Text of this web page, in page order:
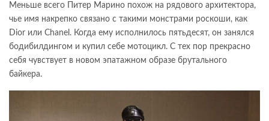
Меньше всего Питер Марино похож на рядового архитектора,
чье имя накрепко связано с такими монстрами роскоши, как
Dior или Chanel. Когда ему исполнилось пятьдесят, он занялся
бодибилдингом и купил себе мотоцикл. С тех пор прекрасно
себя чувствует в новом эпатажном образе брутального
байкера.